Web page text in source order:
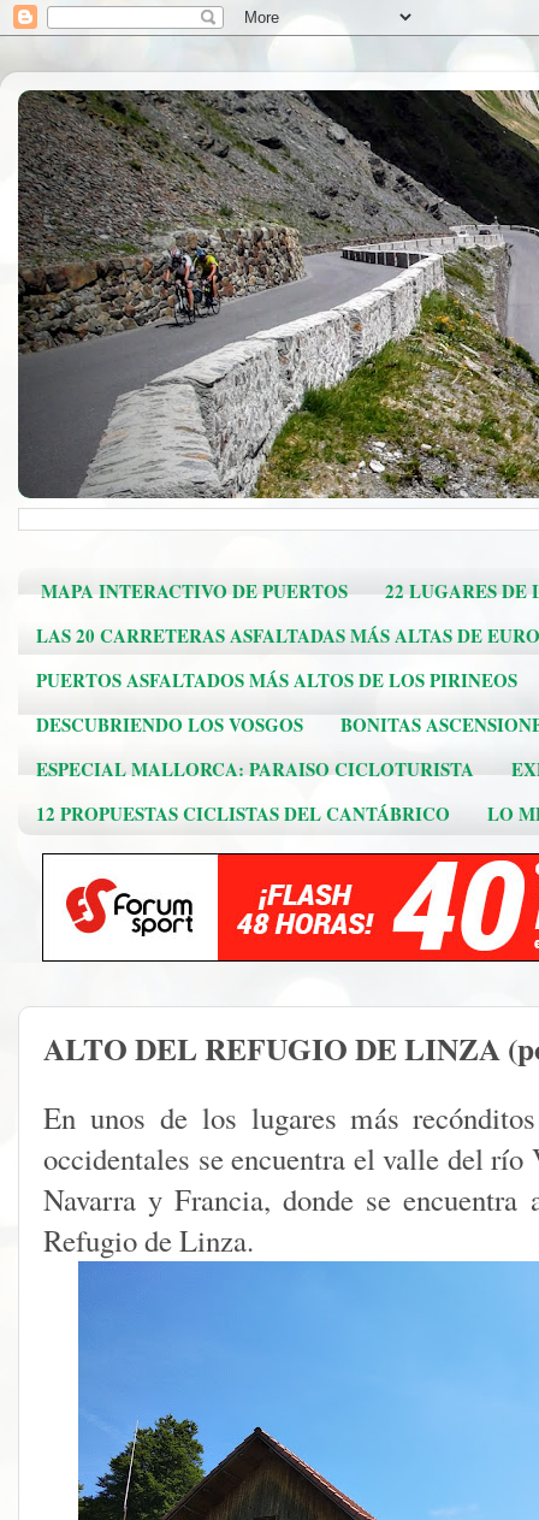
MAPA INTERACTIVO DE PUERTOS
22 LUGARES DE
LAS 20 CARRETERAS ASFALTADAS MÁS ALTAS DE
PUERTOS ASFALTADOS MÁS ALTOS DE LOS PIRINEOS
DESCUBRIENDO LOS VOSGOS
BONITAS
ESPECIAL MALLORCA: PARAISO CICLOTURISTA
12 PROPUESTAS CICLISTAS DEL CANTÁBRICO
LO
ALTO DEL REFUGIO DE LINZA
En unos de los lugares más
occidentales se encuentra el valle del
Navarra y Francia, donde se
Refugio de Linza.